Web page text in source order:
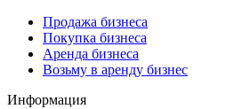
Продажа бизнеса
Покупка бизнеса
Аренда бизнеса
Возьму в аренду бизнес
Информация